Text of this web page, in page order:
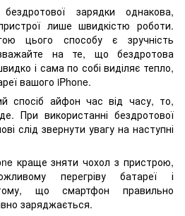
зарядки однакова,
лише швидкістю роботи.
цього способу є зручність
на те, що бездротова
і сама по собі виділяє тепло,
вашого iPhone.
спосіб айфон час від часу, то,
При використанні бездротової
слід звернути увагу на наступні
краще зняти чохол з пристрою,
перегріву батареї і
що смартфон правильно
заряджається.